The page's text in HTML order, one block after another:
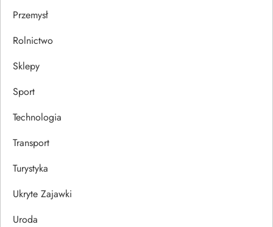
Przemysł
Rolnictwo
Sklepy
Sport
Technologia
Transport
Turystyka
Ukryte Zajawki
Uroda